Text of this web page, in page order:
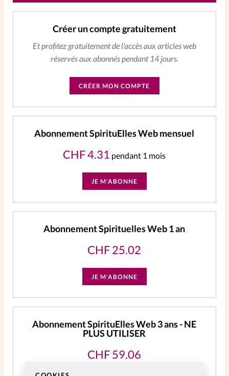
Créer un compte gratuitement
Et profitez gratuitement de l'accès aux articles web
réservés aux abonnés pendant 14 jours.
CRÉER MON COMPTE
Abonnement SpirituElles Web mensuel
CHF4.31 pendant 1 mois
JE M'ABONNE
Abonnement Spirituelles Web 1 an
CHF25.02
JE M'ABONNE
Abonnement SpirituElles Web 3 ans - NE
PLUS UTILISER
CHF59.06
Accès à tout le contenu digital